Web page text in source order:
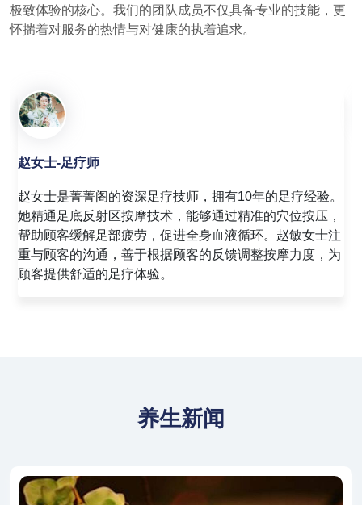
极致体验的核心。我们的团队成员不仅具备专业的技能，更
怀揣着对服务的热情与对健康的执着追求。
吴女士-美容师
吴女士是菁菁阁的资深美容师，拥有8年的美容护理经
验。她精通面部护理、美甲、美睫等多种美容服务，擅长
根据顾客的肤质和需求，提供个性化的美容方案。吴丽女
士注重细节，致力于为顾客打造自然、健康、美丽的肌
肤。
养生新闻